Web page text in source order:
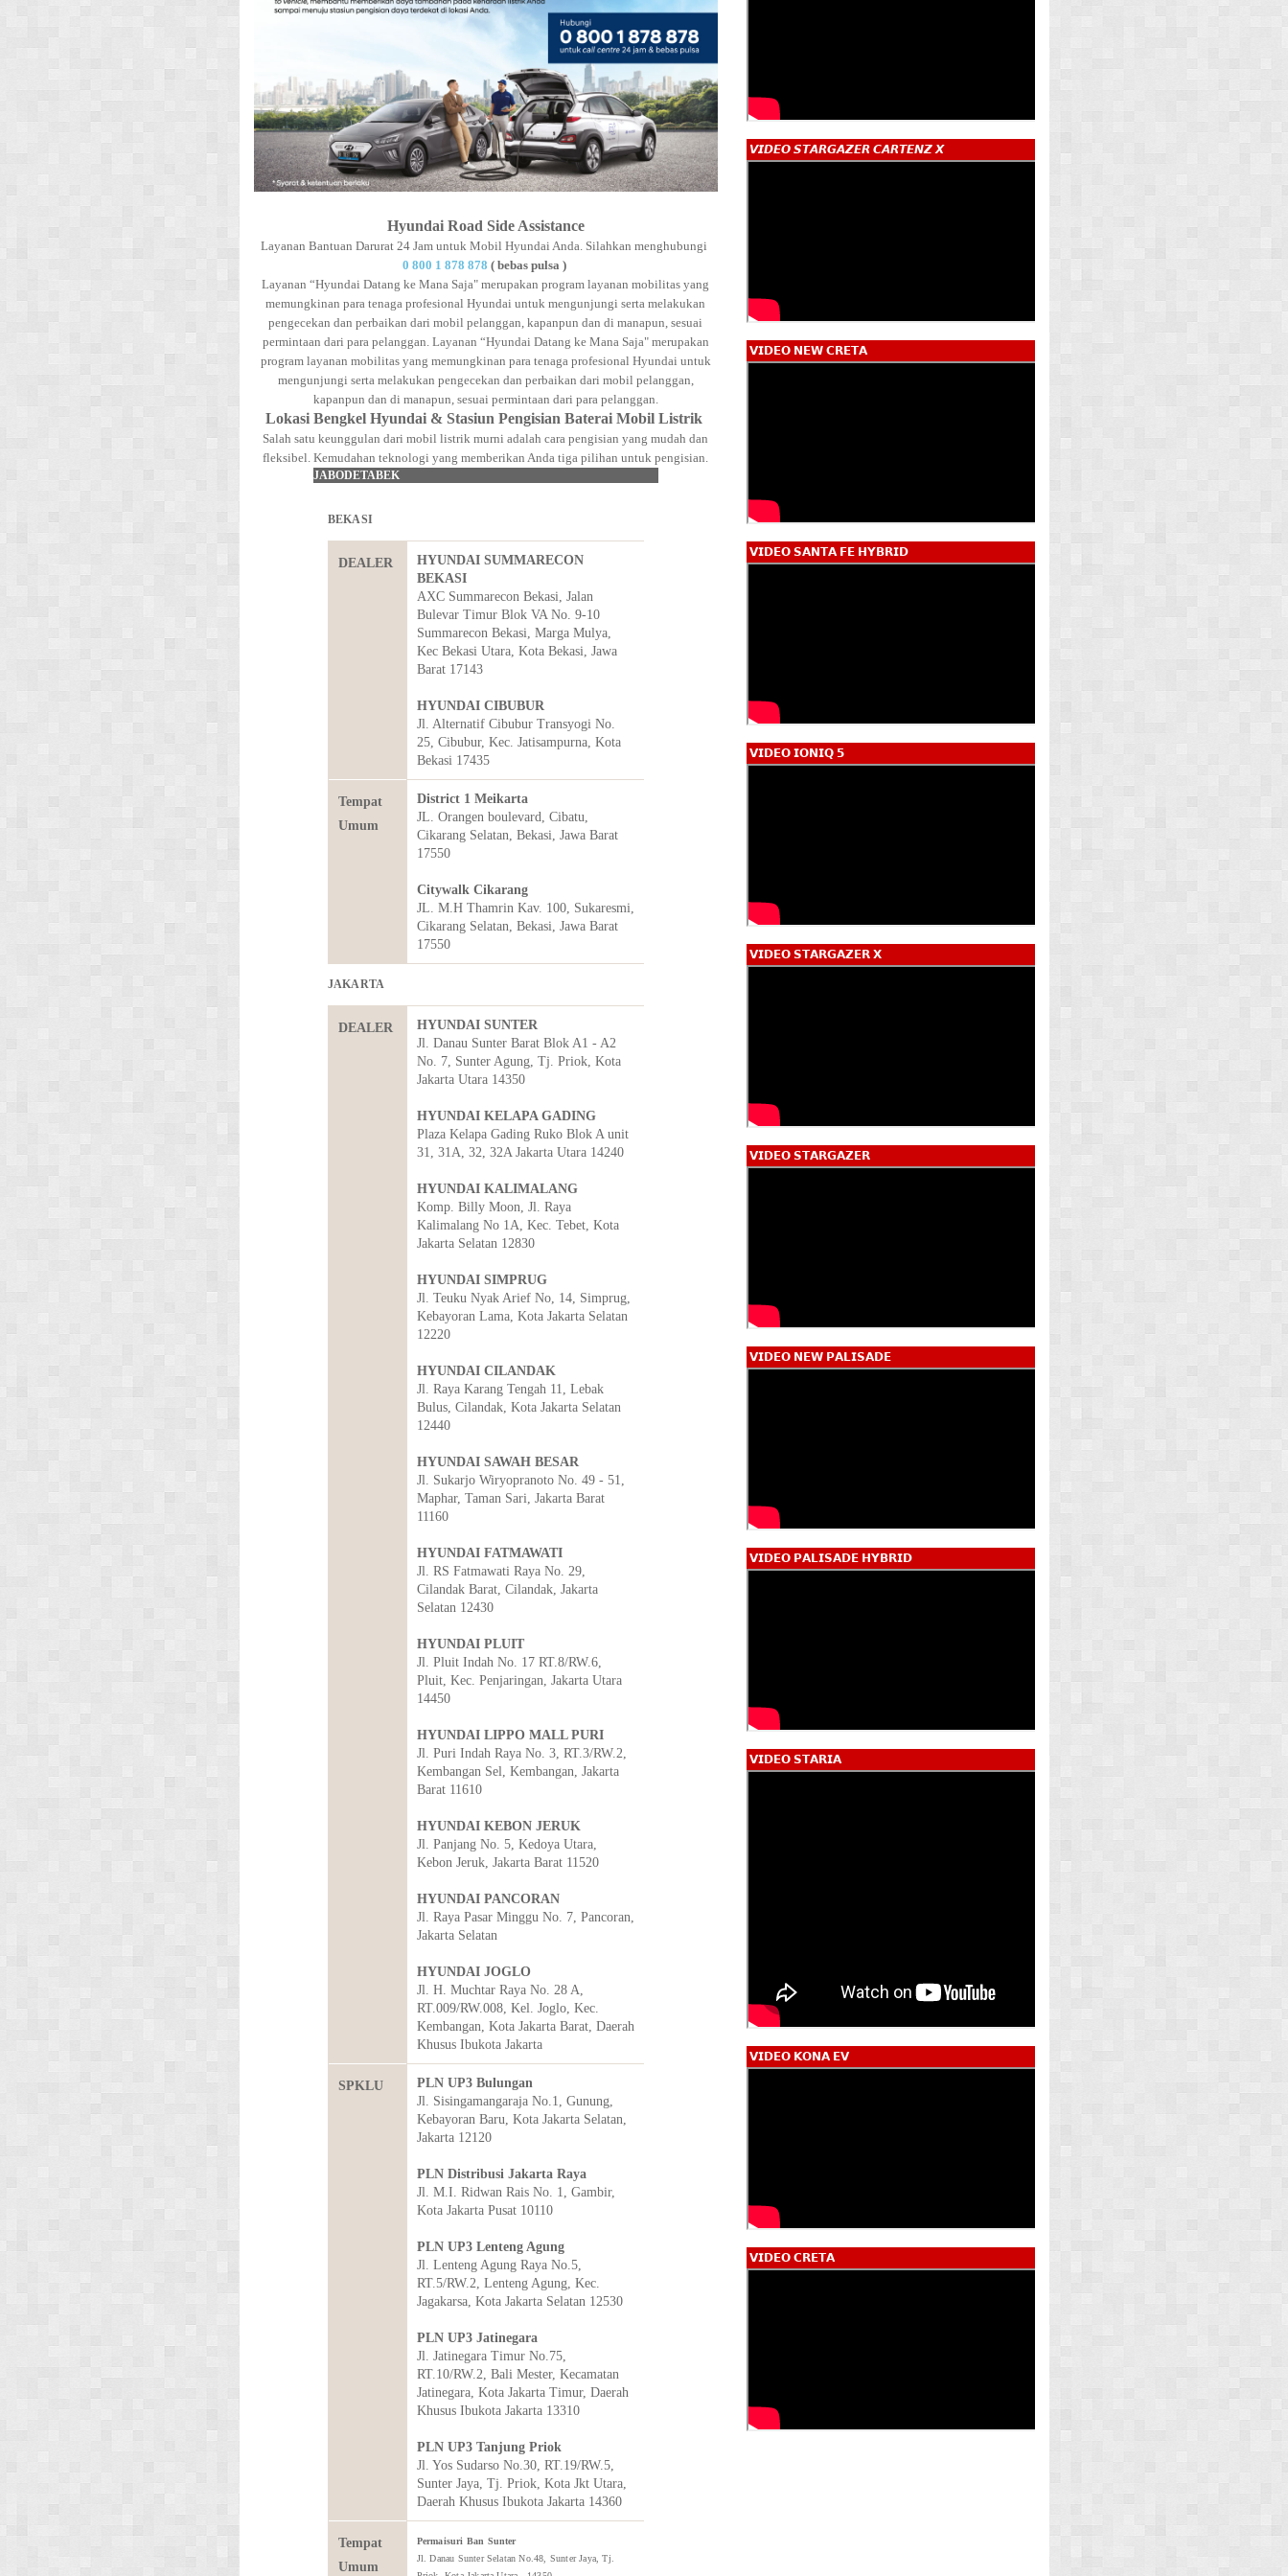
Hyundai Road Side Assistance
Layanan Bantuan Darurat 24 Jam untuk Mobil Hyundai Anda. Silahkan menghubungi
0 800 1 878 878 ( bebas pulsa )
Layanan “Hyundai Datang ke Mana Saja" merupakan program layanan mobilitas yang
memungkinan para tenaga profesional Hyundai untuk mengunjungi serta melakukan
pengecekan dan perbaikan dari mobil pelanggan, kapanpun dan di manapun, sesuai
permintaan dari para pelanggan. Layanan “Hyundai Datang ke Mana Saja" merupakan
program layanan mobilitas yang memungkinan para tenaga profesional Hyundai untuk
mengunjungi serta melakukan pengecekan dan perbaikan dari mobil pelanggan,
kapanpun dan di manapun, sesuai permintaan dari para pelanggan.
Lokasi Bengkel Hyundai & Stasiun Pengisian Baterai Mobil Listrik
Salah satu keunggulan dari mobil listrik murni adalah cara pengisian yang mudah dan
fleksibel. Kemudahan teknologi yang memberikan Anda tiga pilihan untuk pengisian.
JABODETABEK
BEKASI
DEALER
HYUNDAI SUMMARECON
BEKASI
AXC Summarecon Bekasi, Jalan
Bulevar Timur Blok VA No. 9-10
Summarecon Bekasi, Marga Mulya,
Kec Bekasi Utara, Kota Bekasi, Jawa
Barat 17143
HYUNDAI CIBUBUR
Jl. Alternatif Cibubur Transyogi No.
25, Cibubur, Kec. Jatisampurna, Kota
Bekasi 17435
Tempat
Umum
District 1 Meikarta
JL. Orangen boulevard, Cibatu,
Cikarang Selatan, Bekasi, Jawa Barat
17550
Citywalk Cikarang
JL. M.H Thamrin Kav. 100, Sukaresmi,
Cikarang Selatan, Bekasi, Jawa Barat
17550
JAKARTA
DEALER
HYUNDAI SUNTER
Jl. Danau Sunter Barat Blok A1 - A2
No. 7, Sunter Agung, Tj. Priok, Kota
Jakarta Utara 14350
HYUNDAI KELAPA GADING
Plaza Kelapa Gading Ruko Blok A unit
31, 31A, 32, 32A Jakarta Utara 14240
HYUNDAI KALIMALANG
Komp. Billy Moon, Jl. Raya
Kalimalang No 1A, Kec. Tebet, Kota
Jakarta Selatan 12830
HYUNDAI SIMPRUG
Jl. Teuku Nyak Arief No, 14, Simprug,
Kebayoran Lama, Kota Jakarta Selatan
12220
HYUNDAI CILANDAK
Jl. Raya Karang Tengah 11, Lebak
Bulus, Cilandak, Kota Jakarta Selatan
12440
HYUNDAI SAWAH BESAR
Jl. Sukarjo Wiryopranoto No. 49 - 51,
Maphar, Taman Sari, Jakarta Barat
11160
HYUNDAI FATMAWATI
Jl. RS Fatmawati Raya No. 29,
Cilandak Barat, Cilandak, Jakarta
Selatan 12430
HYUNDAI PLUIT
Jl. Pluit Indah No. 17 RT.8/RW.6,
Pluit, Kec. Penjaringan, Jakarta Utara
14450
HYUNDAI LIPPO MALL PURI
Jl. Puri Indah Raya No. 3, RT.3/RW.2,
Kembangan Sel, Kembangan, Jakarta
Barat 11610
HYUNDAI KEBON JERUK
Jl. Panjang No. 5, Kedoya Utara,
Kebon Jeruk, Jakarta Barat 11520
HYUNDAI PANCORAN
Jl. Raya Pasar Minggu No. 7, Pancoran,
Jakarta Selatan
HYUNDAI JOGLO
Jl. H. Muchtar Raya No. 28 A,
RT.009/RW.008, Kel. Joglo, Kec.
Kembangan, Kota Jakarta Barat, Daerah
Khusus Ibukota Jakarta
SPKLU
PLN UP3 Bulungan
Jl. Sisingamangaraja No.1, Gunung,
Kebayoran Baru, Kota Jakarta Selatan,
Jakarta 12120
PLN Distribusi Jakarta Raya
Jl. M.I. Ridwan Rais No. 1, Gambir,
Kota Jakarta Pusat 10110
PLN UP3 Lenteng Agung
Jl. Lenteng Agung Raya No.5,
RT.5/RW.2, Lenteng Agung, Kec.
Jagakarsa, Kota Jakarta Selatan 12530
PLN UP3 Jatinegara
Jl. Jatinegara Timur No.75,
RT.10/RW.2, Bali Mester, Kecamatan
Jatinegara, Kota Jakarta Timur, Daerah
Khusus Ibukota Jakarta 13310
PLN UP3 Tanjung Priok
Jl. Yos Sudarso No.30, RT.19/RW.5,
Sunter Jaya, Tj. Priok, Kota Jkt Utara,
Daerah Khusus Ibukota Jakarta 14360
Tempat
Umum
Permaisuri Ban Sunter
Jl. Danau Sunter Selatan No.48, Sunter Jaya, Tj.
𝙑𝙄𝘿𝙀𝙊 𝙎𝙏𝘼𝙍𝙂𝘼𝙕𝙀𝙍 𝘾𝘼𝙍𝙏𝙀𝙉𝙕 𝙓
𝗩𝗜𝗗𝗘𝗢 𝗡𝗘𝗪 𝗖𝗥𝗘𝗧𝗔
𝗩𝗜𝗗𝗘𝗢 𝗦𝗔𝗡𝗧𝗔 𝗙𝗘 𝗛𝗬𝗕𝗥𝗜𝗗
𝗩𝗜𝗗𝗘𝗢 𝗜𝗢𝗡𝗜𝗤 𝟱
𝗩𝗜𝗗𝗘𝗢 𝗦𝗧𝗔𝗥𝗚𝗔𝗭𝗘𝗥 𝗫
𝗩𝗜𝗗𝗘𝗢 𝗦𝗧𝗔𝗥𝗚𝗔𝗭𝗘𝗥
𝗩𝗜𝗗𝗘𝗢 𝗡𝗘𝗪 𝗣𝗔𝗟𝗜𝗦𝗔𝗗𝗘
𝗩𝗜𝗗𝗘𝗢 𝗣𝗔𝗟𝗜𝗦𝗔𝗗𝗘 𝗛𝗬𝗕𝗥𝗜𝗗
𝗩𝗜𝗗𝗘𝗢 𝗦𝗧𝗔𝗥𝗜𝗔
𝗩𝗜𝗗𝗘𝗢 𝗞𝗢𝗡𝗔 𝗘𝗩
𝗩𝗜𝗗𝗘𝗢 𝗖𝗥𝗘𝗧𝗔